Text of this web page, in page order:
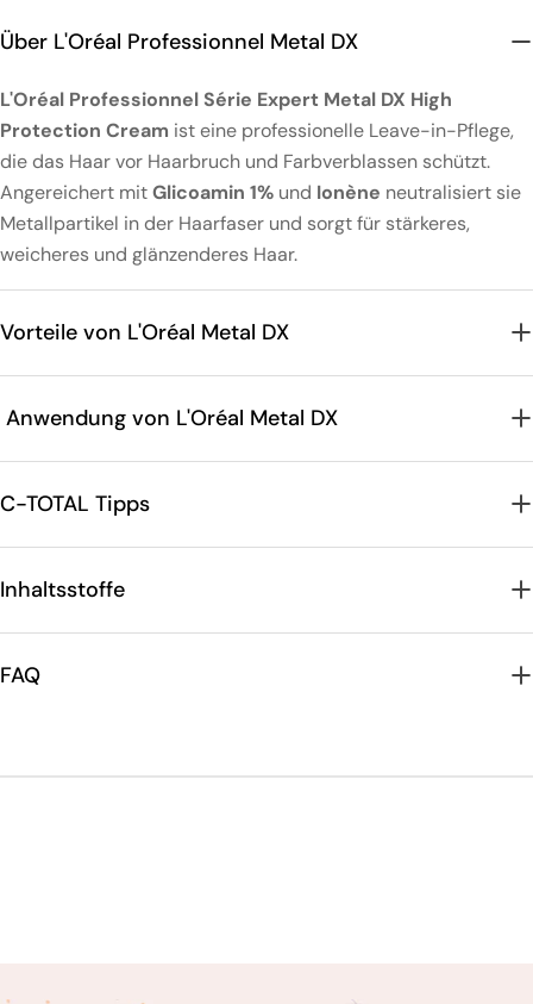
Über L'Oréal Professionnel Metal DX
L'Oréal Professionnel Série Expert Metal DX High
Protection Cream ist eine professionelle Leave-in-Pflege,
die das Haar vor Haarbruch und Farbverblassen schützt.
Angereichert mitGlicoamin 1% und Ionène neutralisiert sie
Metallpartikel in der Haarfaser und sorgt für stärkeres,
weicheres und glänzenderes Haar.
Vorteile von L'Oréal Metal DX
Anwendung von L'Oréal Metal DX
C-TOTAL Tipps
Inhaltsstoffe
FAQ